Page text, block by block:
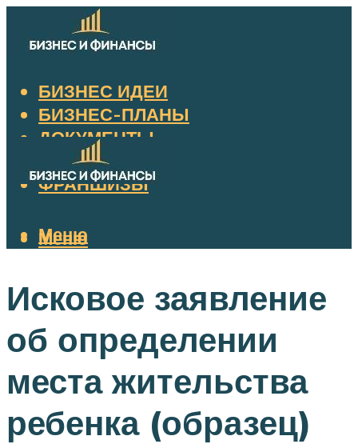
БИЗНЕС ИДЕИ
БИЗНЕС-ПЛАНЫ
ДОКУМЕНТЫ
НАЛОГИ
ФРАНШИЗЫ
Меню
Меню
Исковое заявление
об определении
места жительства
ребенка (образец)